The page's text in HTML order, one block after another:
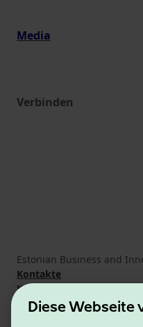
Diese Webseite
Media
Verbinden
Estonian Business and
Kontakte
Kooperationspartner
Nutzungsbedingungen